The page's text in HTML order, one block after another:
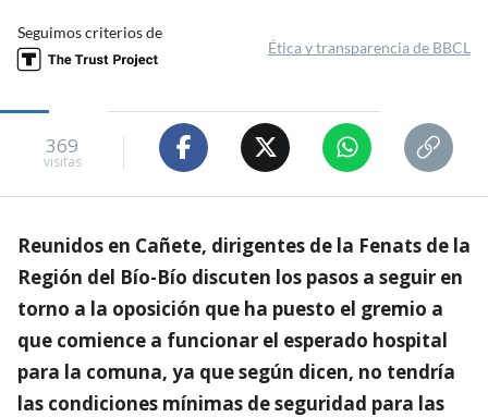
Seguimos criterios de
Ética y transparencia de BBCL
369
visitas
Reunidos en Cañete, dirigentes de la Fenats de la
Región del Bío-Bío discuten los pasos a seguir en
torno a la oposición que ha puesto el gremio a
que comience a funcionar el esperado hospital
para la comuna, ya que según dicen, no tendría
las condiciones mínimas de seguridad para las